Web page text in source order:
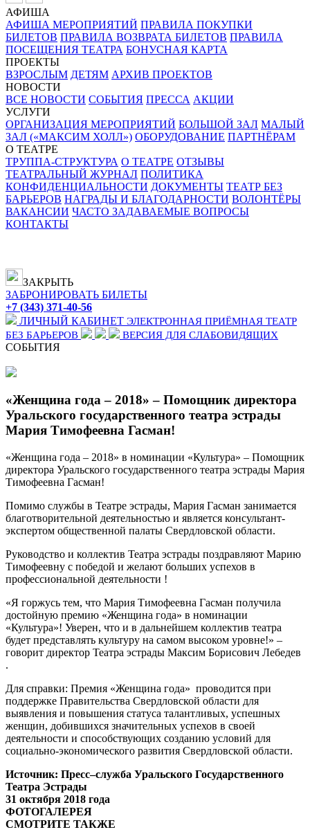
АФИША
АФИША МЕРОПРИЯТИЙ ПРАВИЛА ПОКУПКИ
БИЛЕТОВ ПРАВИЛА ВОЗВРАТА БИЛЕТОВ ПРАВИЛА
ПОСЕЩЕНИЯ ТЕАТРА БОНУСНАЯ КАРТА
ПРОЕКТЫ
ВЗРОСЛЫМ ДЕТЯМ АРХИВ ПРОЕКТОВ
НОВОСТИ
ВСЕ НОВОСТИ СОБЫТИЯ ПРЕССА АКЦИИ
УСЛУГИ
ОРГАНИЗАЦИЯ МЕРОПРИЯТИЙ БОЛЬШОЙ ЗАЛ МАЛЫЙ
ЗАЛ («МАКСИМ ХОЛЛ») ОБОРУДОВАНИЕ ПАРТНЁРАМ
О ТЕАТРЕ
ТРУППА-СТРУКТУРА О ТЕАТРЕ ОТЗЫВЫ
ТЕАТРАЛЬНЫЙ ЖУРНАЛ ПОЛИТИКА
КОНФИДЕНЦИАЛЬНОСТИ ДОКУМЕНТЫ ТЕАТР БЕЗ
БАРЬЕРОВ НАГРАДЫ И БЛАГОДАРНОСТИ ВОЛОНТЁРЫ
ВАКАНСИИ ЧАСТО ЗАДАВАЕМЫЕ ВОПРОСЫ
КОНТАКТЫ
ЗАКРЫТЬ
ЗАБРОНИРОВАТЬ БИЛЕТЫ
+7 (343) 371-40-56
ЛИЧНЫЙ КАБИНЕТ ЭЛЕКТРОННАЯ ПРИЁМНАЯ ТЕАТР
БЕЗ БАРЬЕРОВ
ВЕРСИЯ ДЛЯ СЛАБОВИДЯЩИХ
СОБЫТИЯ
«Женщина года – 2018» – Помощник директора
Уральского государственного театра эстрады
Мария Тимофеевна Гасман!
«Женщина года – 2018» в номинации «Культура» – Помощник
директора Уральского государственного театра эстрады Мария
Тимофеевна Гасман!
Помимо службы в Театре эстрады, Мария Гасман занимается
благотворительной деятельностью и является консультант-
экспертом общественной палаты Свердловской области.
Руководство и коллектив Театра эстрады поздравляют Марию
Тимофеевну с победой и желают больших успехов в
профессиональной деятельности !
«Я горжусь тем, что Мария Тимофеевна Гасман получила
достойную премию «Женщина года» в номинации
«Культура»! Уверен, что и в дальнейшем коллектив театра
будет представлять культуру на самом высоком уровне!» –
говорит директор Театра эстрады Максим Борисович Лебедев
.
Для справки: Премия «Женщина года» проводится при
поддержке Правительства Свердловской области для
выявления и повышения статуса талантливых, успешных
женщин, добившихся значительных успехов в своей
деятельности и способствующих созданию условий для
социально-экономического развития Свердловской области.
Источник: Пресс–служба Уральского Государственного
Театра Эстрады
31 октября 2018 года
ФОТОГАЛЕРЕЯ
СМОТРИТЕ ТАКЖЕ